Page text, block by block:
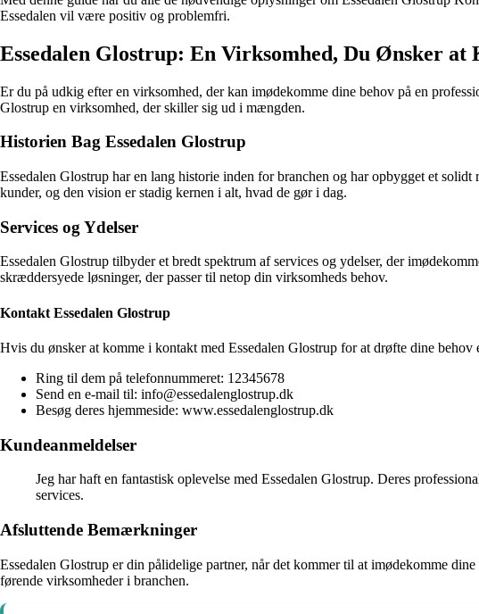
Essedalen vil være positiv og problemfri.
Essedalen Glostrup: En Virksomhed, Du Ønsker
Er du på udkig efter en virksomhed, der kan imødekomme dine behov på en
Glostrup en virksomhed, der skiller sig ud i mængden.
Historien Bag Essedalen Glostrup
Essedalen Glostrup har en lang historie inden for branchen og har opbygget et
kunder, og den vision er stadig kernen i alt, hvad de gør i dag.
Services og Ydelser
Essedalen Glostrup tilbyder et bredt spektrum af services og ydelser, der
skræddersyede løsninger, der passer til netop din virksomheds behov.
Kontakt Essedalen Glostrup
Hvis du ønsker at komme i kontakt med Essedalen Glostrup for at drøfte dine
Ring til dem på telefonnummeret: 12345678
Send en e-mail til: info@essedalenglostrup.dk
Besøg deres hjemmeside: www.essedalenglostrup.dk
Kundeanmeldelser
Jeg har haft en fantastisk oplevelse med Essedalen Glostrup. Deres
services.
Afsluttende Bemærkninger
Essedalen Glostrup er din pålidelige partner, når det kommer til at imødekomme
førende virksomheder i branchen.